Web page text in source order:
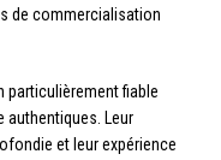
de commercialisation
particulièrement fiable
authentiques. Leur
et leur expérience